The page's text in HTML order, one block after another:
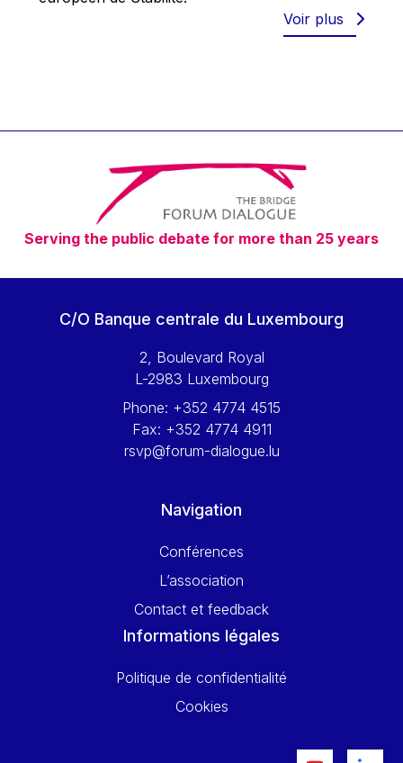
Tim Lankester
Timothy Radcliffe
Vaclav Klaus
Vassilios Skouris
Vítor Manuel da Silva Caldeira
Viviane Reding
Walter Hagg
Werner Hoyer
Yasser Abed Rabbo
Yossi Beillin
Yves Mersch
Voir plus
Serving the public debate for more than 25 years
C/O Banque centrale du Luxembourg
2, Boulevard Royal
L-2983 Luxembourg
Phone: +352 4774 4515
Fax: +352 4774 4911
rsvp@forum-dialogue.lu
Navigation
Conférences
L’association
Contact et feedback
Informations légales
Politique de confidentialité
Cookies